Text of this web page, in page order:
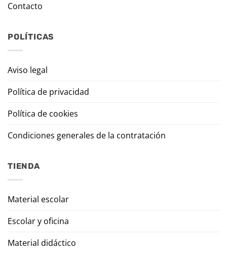
Contacto
POLÍTICAS
Aviso legal
Política de privacidad
Política de cookies
Condiciones generales de la contratación
TIENDA
Material escolar
Escolar y oficina
Material didáctico